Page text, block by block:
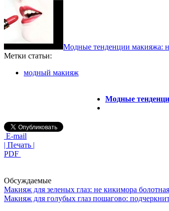
Модные тенденции макияжа:
Метки статьи:
модный макияж
Модные
E-mail
| Печать |
PDF
Обсуждаемые
Макияж для зеленых глаз: не кикимора
Макияж для голубых глаз пошагово: